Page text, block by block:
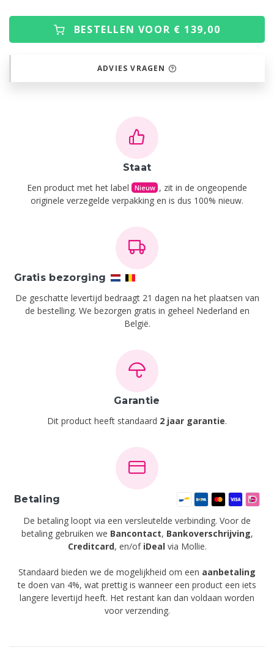
BESTELLEN VOOR € 139,00
ADVIES VRAGEN
Staat
Een product met het label Nieuw , zit in de ongeopende
originele verzegelde verpakking en is dus 100% nieuw.
Gratis bezorging
De geschatte levertijd bedraagt 21 dagen na het plaatsen van
de bestelling. We bezorgen gratis in geheel Nederland en
België.
Garantie
Dit product heeft standaard 2 jaar garantie.
Betaling
De betaling loopt via een versleutelde verbinding. Voor de
betaling gebruiken we Bancontact, Bankoverschrijving,
Creditcard, en/of iDeal via Mollie.
Standaard bieden we de mogelijkheid om een aanbetaling
te doen van 4%, wat prettig is wanneer een product een iets
langere levertijd heeft. Het restant kan dan voldaan worden
voor verzending.